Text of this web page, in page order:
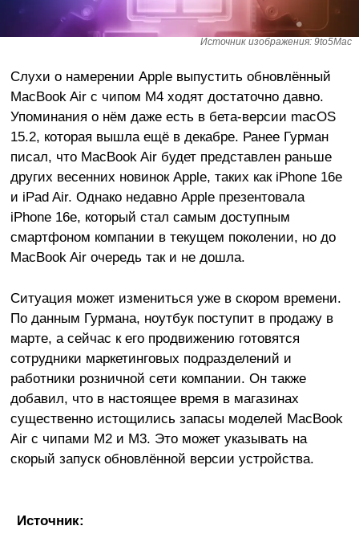
Источник изображения: 9to5Mac
Слухи о намерении Apple выпустить обновлённый
MacBook Air с чипом M4 ходят достаточно давно.
Упоминания о нём даже есть в бета-версии macOS
15.2, которая вышла ещё в декабре. Ранее Гурман
писал, что MacBook Air будет представлен раньше
других весенних новинок Apple, таких как iPhone 16e
и iPad Air. Однако недавно Apple презентовала
iPhone 16e, который стал самым доступным
смартфоном компании в текущем поколении, но до
MacBook Air очередь так и не дошла.
Ситуация может измениться уже в скором времени.
По данным Гурмана, ноутбук поступит в продажу в
марте, а сейчас к его продвижению готовятся
сотрудники маркетинговых подразделений и
работники розничной сети компании. Он также
добавил, что в настоящее время в магазинах
существенно истощились запасы моделей MacBook
Air с чипами M2 и M3. Это может указывать на
скорый запуск обновлённой версии устройства.
Источник: